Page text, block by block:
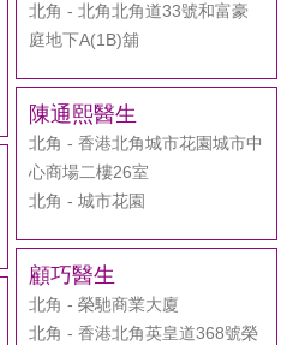
北角 - 北角北角道33號和富豪
庭地下A(1B)舖
陳通熙醫生
北角 - 香港北角城市花園城市中
心商場二樓26室
北角 - 城市花園
顧巧醫生
北角 - 榮馳商業大廈
北角 - 香港北角英皇道368號榮